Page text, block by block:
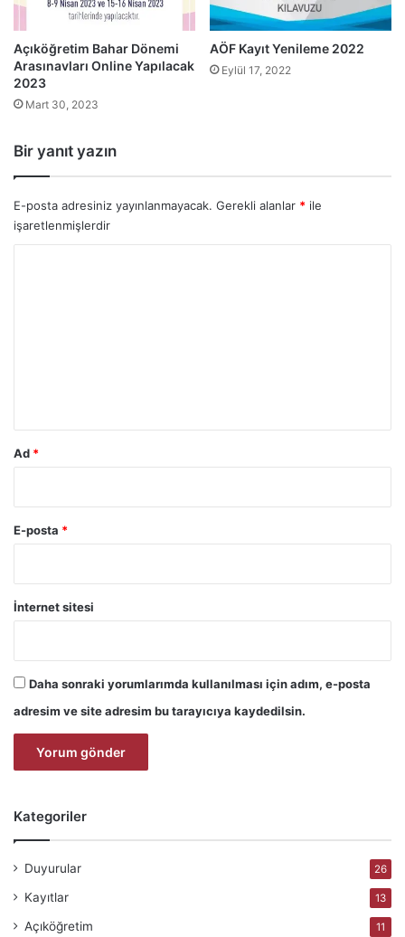
Açıköğretim Bahar Dönemi
Arasınavları Online Yapılacak
2023
Mart 30, 2023
AÖF Kayıt Yenileme 2022
Eylül 17, 2022
Bir yanıt yazın
E-posta adresiniz yayınlanmayacak. Gerekli alanlar * ile
işaretlenmişlerdir
Ad *
E-posta *
İnternet sitesi
Daha sonraki yorumlarımda kullanılması için adım, e-posta
adresim ve site adresim bu tarayıcıya kaydedilsin.
Kategoriler
Duyurular 26
Kayıtlar 13
Açıköğretim 11